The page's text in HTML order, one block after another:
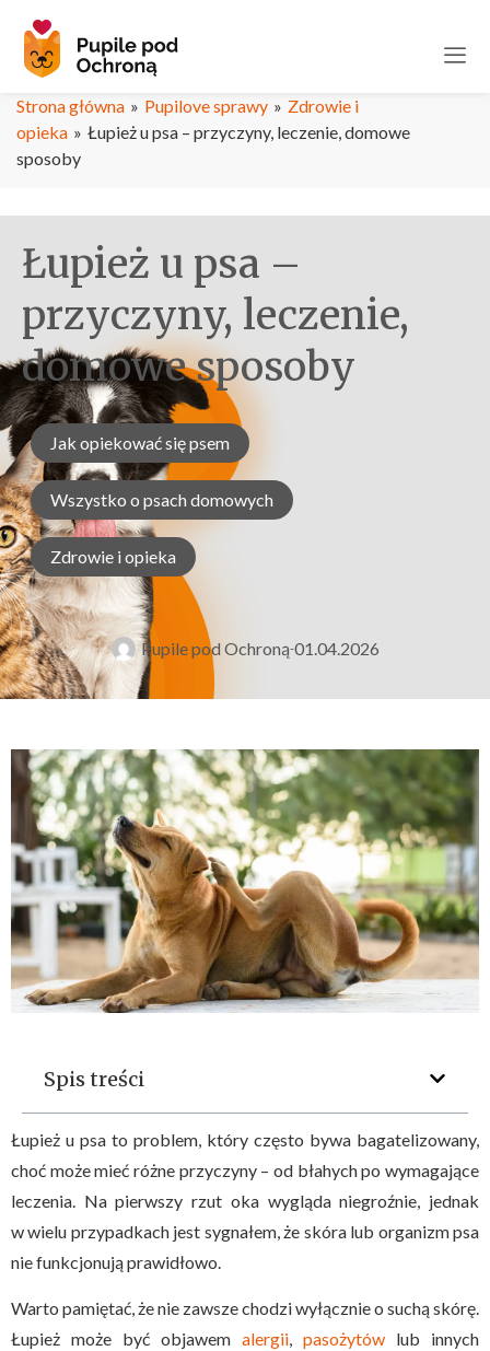
Strona główna » Pupilove sprawy » Zdrowie i
opieka » Łupież u psa – przyczyny, leczenie, domowe
sposoby
Łupież u psa –
przyczyny, leczenie,
domowe sposoby
Jak opiekować się psem
Wszystko o psach domowych
Zdrowie i opieka
Pupile pod Ochroną 01.04.2026
Spis treści
Łupież u psa to problem, który często bywa bagatelizowany,
choć może mieć różne przyczyny – od błahych po wymagające
leczenia. Na pierwszy rzut oka wygląda niegroźnie, jednak
w wielu przypadkach jest sygnałem, że skóra lub organizm psa
nie funkcjonują prawidłowo.
Warto pamiętać, że nie zawsze chodzi wyłącznie o suchą skórę.
Łupież może być objawem alergii, pasożytów lub innych